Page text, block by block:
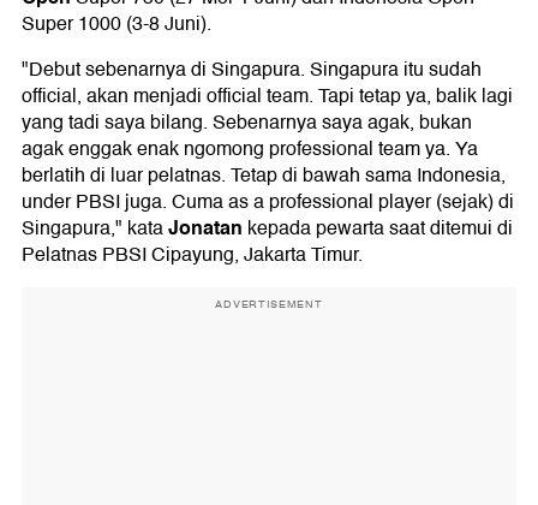
Super 1000 (3-8 Juni).
"Debut sebenarnya di Singapura. Singapura itu sudah
official, akan menjadi official team. Tapi tetap ya, balik lagi
yang tadi saya bilang. Sebenarnya saya agak, bukan
agak enggak enak ngomong professional team ya. Ya
berlatih di luar pelatnas. Tetap di bawah sama Indonesia,
under PBSI juga. Cuma as a professional player (sejak) di
Singapura," kataJonatan kepada pewarta saat ditemui di
Pelatnas PBSI Cipayung, Jakarta Timur.
ADVERTISEMENT